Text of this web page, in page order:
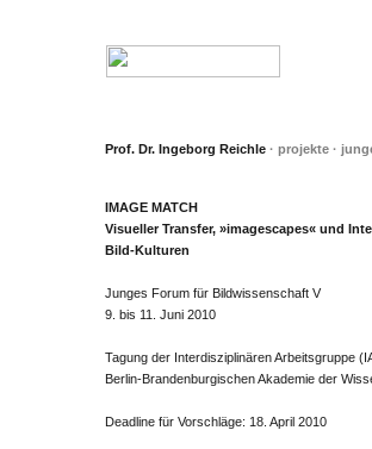
Prof. Dr. Ingeborg Reichle · projekte ·
IMAGE MATCH
Visueller Transfer, »imagescapes« und
Bild-Kulturen
Junges Forum für Bildwissenschaft V
9. bis 11. Juni 2010
Tagung der Interdisziplinären Arbeitsgruppe
Berlin-Brandenburgischen Akademie der
Deadline für Vorschläge: 18. April 2010